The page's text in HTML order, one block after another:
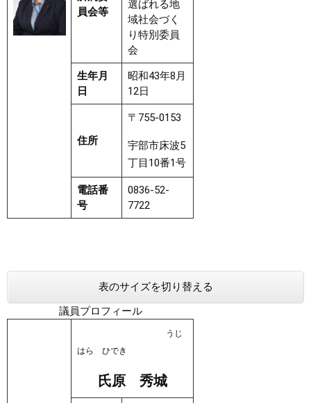
員会等
選ばれる地
域社会づく
り特別委員
会
生年月
日
昭和43年8月
12日
住所
〒755-0153
宇部市床波5
丁目10番1号
電話番
号
0836-52-
7722
表のサイズを切り替える
議員プロフィール
うじ
はら ひでき
氏原 秀城